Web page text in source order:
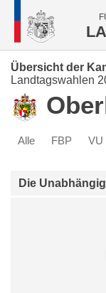
Übersicht der
Landtagswahlen
Alle FBP VU
Die